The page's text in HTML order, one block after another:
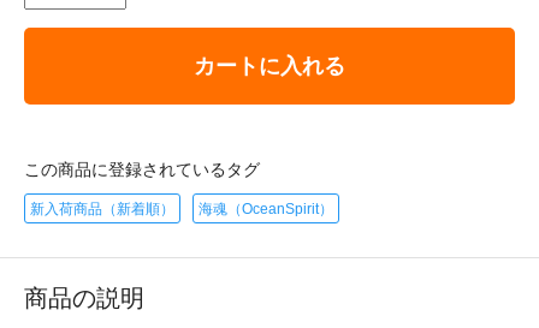
カートに入れる
この商品に登録されているタグ
新入荷商品（新着順） 海魂（OceanSpirit）
商品の説明